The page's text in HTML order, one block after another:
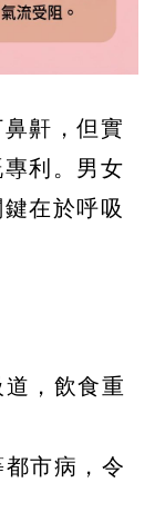
鼾，但實
利。男女
在於呼吸
，飲食重
市病，令